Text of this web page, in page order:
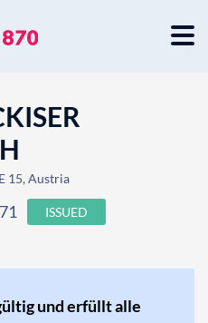
15, Austria
ISSUED
und erfüllt alle